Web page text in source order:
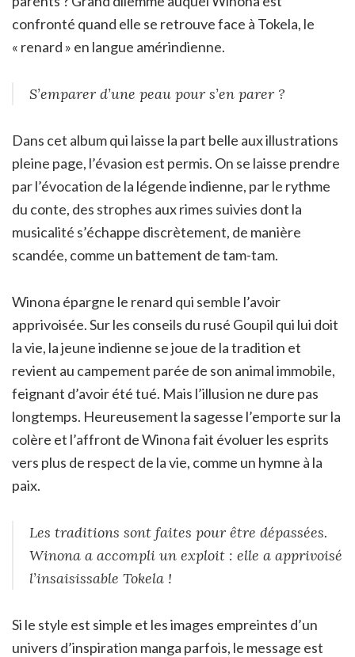
confronté quand elle se retrouve face à Tokela, le
« renard » en langue amérindienne.
S’emparer d’une peau pour s’en parer ?
Dans cet album qui laisse la part belle aux illustrations
pleine page, l’évasion est permis. On se laisse prendre
par l’évocation de la légende indienne, par le rythme
du conte, des strophes aux rimes suivies dont la
musicalité s’échappe discrètement, de manière
scandée, comme un battement de tam-tam.
Winona épargne le renard qui semble l’avoir
apprivoisée. Sur les conseils du rusé Goupil qui lui doit
la vie, la jeune indienne se joue de la tradition et
revient au campement parée de son animal immobile,
feignant d’avoir été tué. Mais l’illusion ne dure pas
longtemps. Heureusement la sagesse l’emporte sur la
colère et l’affront de Winona fait évoluer les esprits
vers plus de respect de la vie, comme un hymne à la
paix.
Les traditions sont faites pour être dépassées.
Winona a accompli un exploit : elle a apprivoisé
l’insaisissable Tokela !
Si le style est simple et les images empreintes d’un
univers d’inspiration manga parfois, le message est